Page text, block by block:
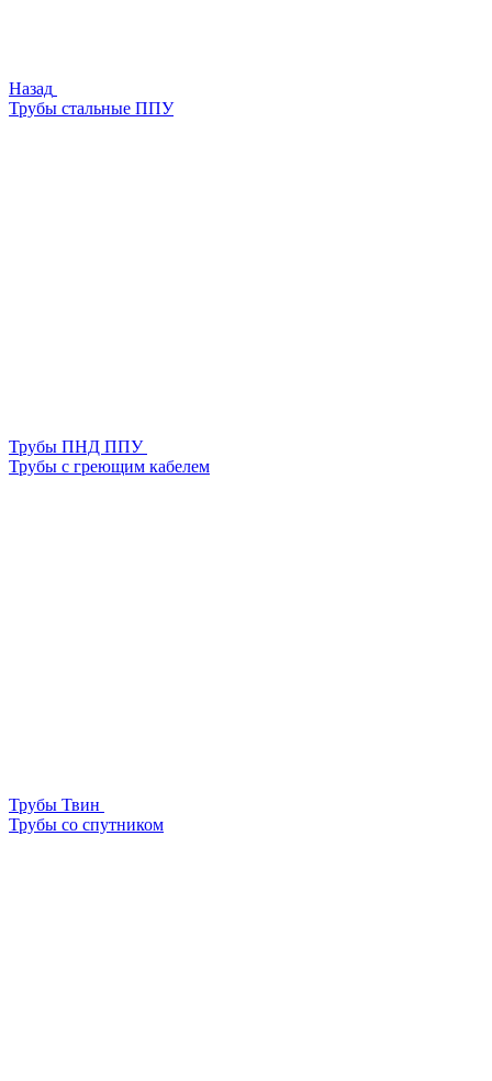
Назад
Трубы стальные ППУ
Трубы ПНД ППУ
Трубы с греющим кабелем
Трубы Твин
Трубы со спутником